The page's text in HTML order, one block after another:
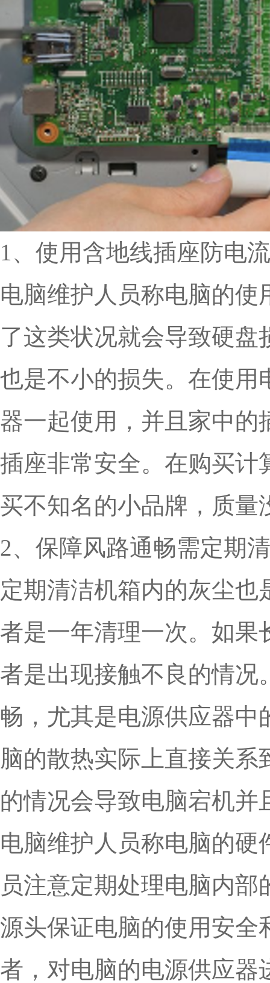
1、使用含地线插座防电
电脑维护人员称电脑的
了这类状况就会导致硬
也是不小的损失。在使用
器一起使用，并且家中的
插座非常安全。在购买计
买不知名的小品牌，质量
2、保障风路通畅需定期
定期清洁机箱内的灰尘
者是一年清理一次。如果
者是出现接触不良的情况
畅，尤其是电源供应器
脑的散热实际上直接关
的情况会导致电脑宕机并
电脑维护人员称电脑的
员注意定期处理电脑内
源头保证电脑的使用安全
者，对电脑的电源供应器